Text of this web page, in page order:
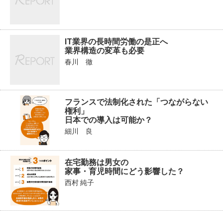
IT業界の長時間労働の是正へ
業界構造の変革も必要
春川 徹
フランスで法制化された「つながらない
権利」
日本での導入は可能か？
細川 良
在宅勤務は男女の
家事・育児時間にどう影響した？
西村 純子